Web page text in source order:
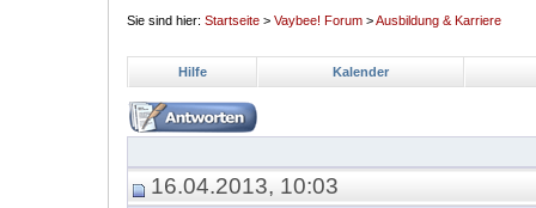
Sie sind hier: Startseite > Vaybee! Forum >Ausbildung & Karriere
Hilfe Kalender
16.04.2013, 10:03